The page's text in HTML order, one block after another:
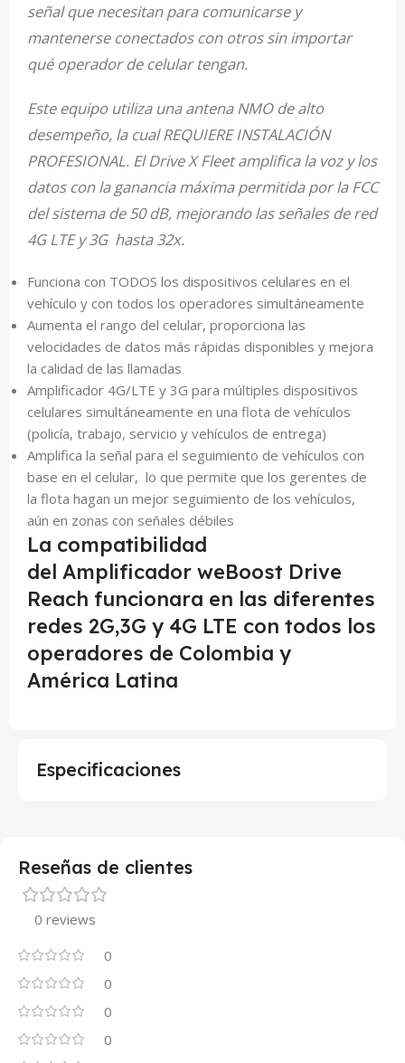
señal que necesitan para comunicarse y
mantenerse conectados con otros sin importar
qué operador de celular tengan.
Este equipo utiliza una antena NMO de alto
desempeño, la cual REQUIERE INSTALACIÓN
PROFESIONAL. El Drive X Fleet amplifica la voz y los
datos con la ganancia máxima permitida por la FCC
del sistema de 50 dB, mejorando las señales de red
4G LTE y 3G hasta 32x.
Funciona con TODOS los dispositivos celulares en el
vehículo y con todos los operadores simultáneamente
Aumenta el rango del celular, proporciona las
velocidades de datos más rápidas disponibles y mejora
la calidad de las llamadas
Amplificador 4G/LTE y 3G para múltiples dispositivos
celulares simultáneamente en una flota de vehículos
(policía, trabajo, servicio y vehículos de entrega)
Amplifica la señal para el seguimiento de vehículos con
base en el celular, lo que permite que los gerentes de
la flota hagan un mejor seguimiento de los vehículos,
aún en zonas con señales débiles
La compatibilidad
del Amplificador weBoost Drive
Reach funcionara en las diferentes
redes 2G,3G y 4G LTE con todos los
operadores de Colombia y
América Latina
Especificaciones
Reseñas de clientes
0 reviews
0
0
0
0